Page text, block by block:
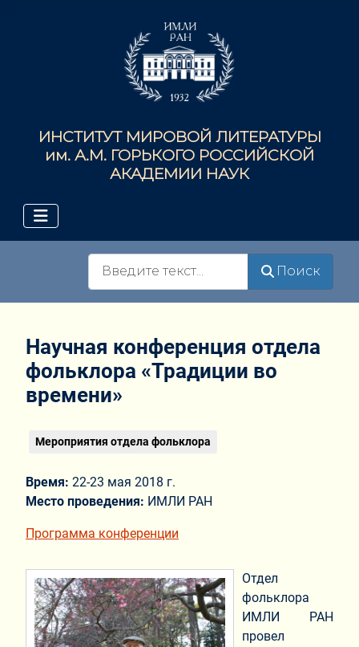
ИНСТИТУТ МИРОВОЙ ЛИТЕРАТУРЫ
им. А.М. ГОРЬКОГО РОССИЙСКОЙ
АКАДЕМИИ НАУК
Поиск
Научная конференция отдела
фольклора «Традиции во
времени»
Мероприятия отдела фольклора
Время: 22-23 мая 2018 г.
Место проведения: ИМЛИ РАН
Программа конференции
Отдел
фольклора
ИМЛИ РАН
провел